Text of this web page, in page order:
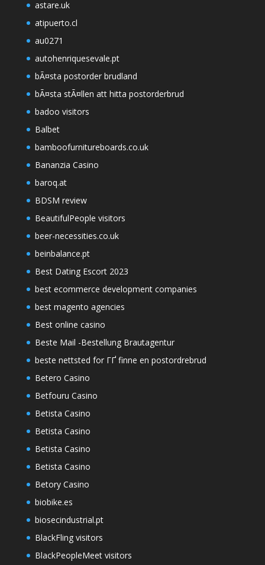
astare.uk
atipuerto.cl
au0271
autohenriquesevale.pt
bÃ¤sta postorder brudland
bÃ¤sta stÃ¤llen att hitta postorderbrud
badoo visitors
Balbet
bamboofurnitureboards.co.uk
Bananzia Casino
baroq.at
BDSM review
BeautifulPeople visitors
beer-necessities.co.uk
beinbalance.pt
Best Dating Escort 2023
best ecommerce development companies
best magento agencies
Best online casino
Beste Mail -Bestellung Brautagentur
beste nettsted for ГҐ finne en postordrebrud
Betero Casino
Betfouru Casino
Betista Casino
Betista Casino
Betista Casino
Betista Casino
Betory Casino
biobike.es
biosecindustrial.pt
BlackFling visitors
BlackPeopleMeet visitors